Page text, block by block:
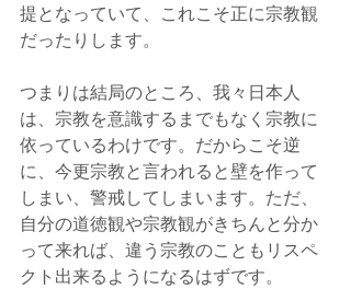
提となっていて、これこそ正に宗教観
だったりします。
つまりは結局のところ、我々日本人
は、宗教を意識するまでもなく宗教に
依っているわけです。だからこそ逆
に、今更宗教と言われると壁を作って
しまい、警戒してしまいます。ただ、
自分の道徳観や宗教観がきちんと分か
って来れば、違う宗教のこともリスペ
クト出来るようになるはずです。